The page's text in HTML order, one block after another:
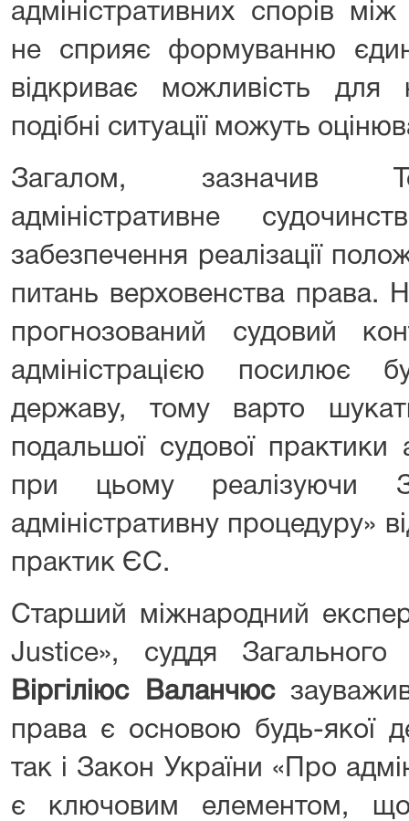
адміністративних спорів
не сприяє формуванню
відкриває можливість для
подібні ситуації можуть
Загалом, зазначив
адміністративне
забезпечення реалізації
питань верховенства права.
прогнозований судовий
адміністрацією посилює
державу, тому варто
подальшої судової практики
при цьому реалізуючи
адміністративну процедуру»
практик ЄС.
Старший міжнародний
Justice», суддя
Віргіліюс Валанчюс
права є основою будь-якої
так і Закон України «Про
є ключовим елементом, що